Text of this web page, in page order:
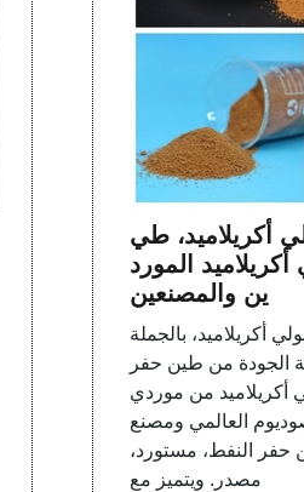
أكريلاميد، طي
المورد
ين والمصنعين
أكريلاميد، بالجملة
الجودة من طين حفر
أكريلاميد من موردي
العالمي ومصنع
حفر النفط، مستورد،
مصدر. ويتميز مع